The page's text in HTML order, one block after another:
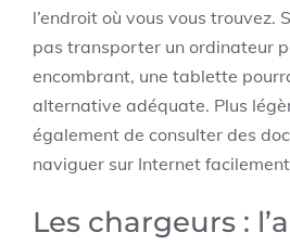
l’endroit où vous vous trouvez.
pas transporter un ordinateur
encombrant, une tablette
alternative adéquate. Plus
également de consulter des
naviguer sur Internet
Les chargeurs :